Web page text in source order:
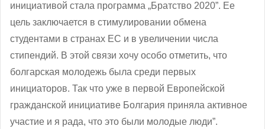
инициативой стала программа „Братство 2020”. Ее
цель заключается в стимулировании обмена
студентами в странах ЕС и в увеличении числа
стипендий. В этой связи хочу особо отметить, что
болгарская молодежь была среди первых
инициаторов. Так что уже в первой Европейской
гражданской инициативе Болгария приняла активное
участие и я рада, что это были молодые люди”.